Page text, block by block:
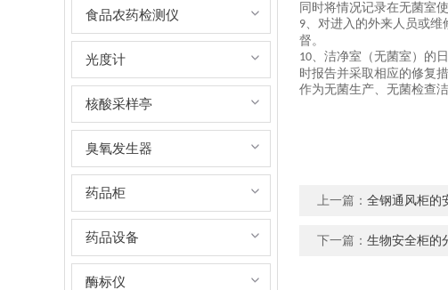
同时将情况记录在无菌室
9、对进入的外来人员或
督。
10、洁净室（无菌室）的
时报告并采取相应的修复
作为无菌生产、无菌检查
上一篇： 全钢通风柜的
下一篇： 生物安全柜的
食品农药检测仪
光度计
核酸采样亭
臭氧发生器
药品柜
药品设备
酶标仪